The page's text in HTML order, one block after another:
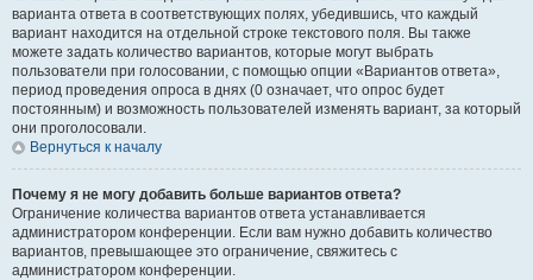
варианта ответа в соответствующих полях, убедившись, что каждый
вариант находится на отдельной строке текстового поля. Вы также
можете задать количество вариантов, которые могут выбрать
пользователи при голосовании, с помощью опции «Вариантов ответа»,
период проведения опроса в днях (0 означает, что опрос будет
постоянным) и возможность пользователей изменять вариант, за который
они проголосовали.
Вернуться к началу
Почему я не могу добавить больше вариантов ответа?
Ограничение количества вариантов ответа устанавливается
администратором конференции. Если вам нужно добавить количество
вариантов, превышающее это ограничение, свяжитесь с
администратором конференции.